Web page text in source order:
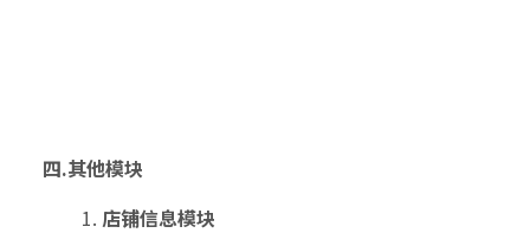
四.其他模块
店铺信息模块